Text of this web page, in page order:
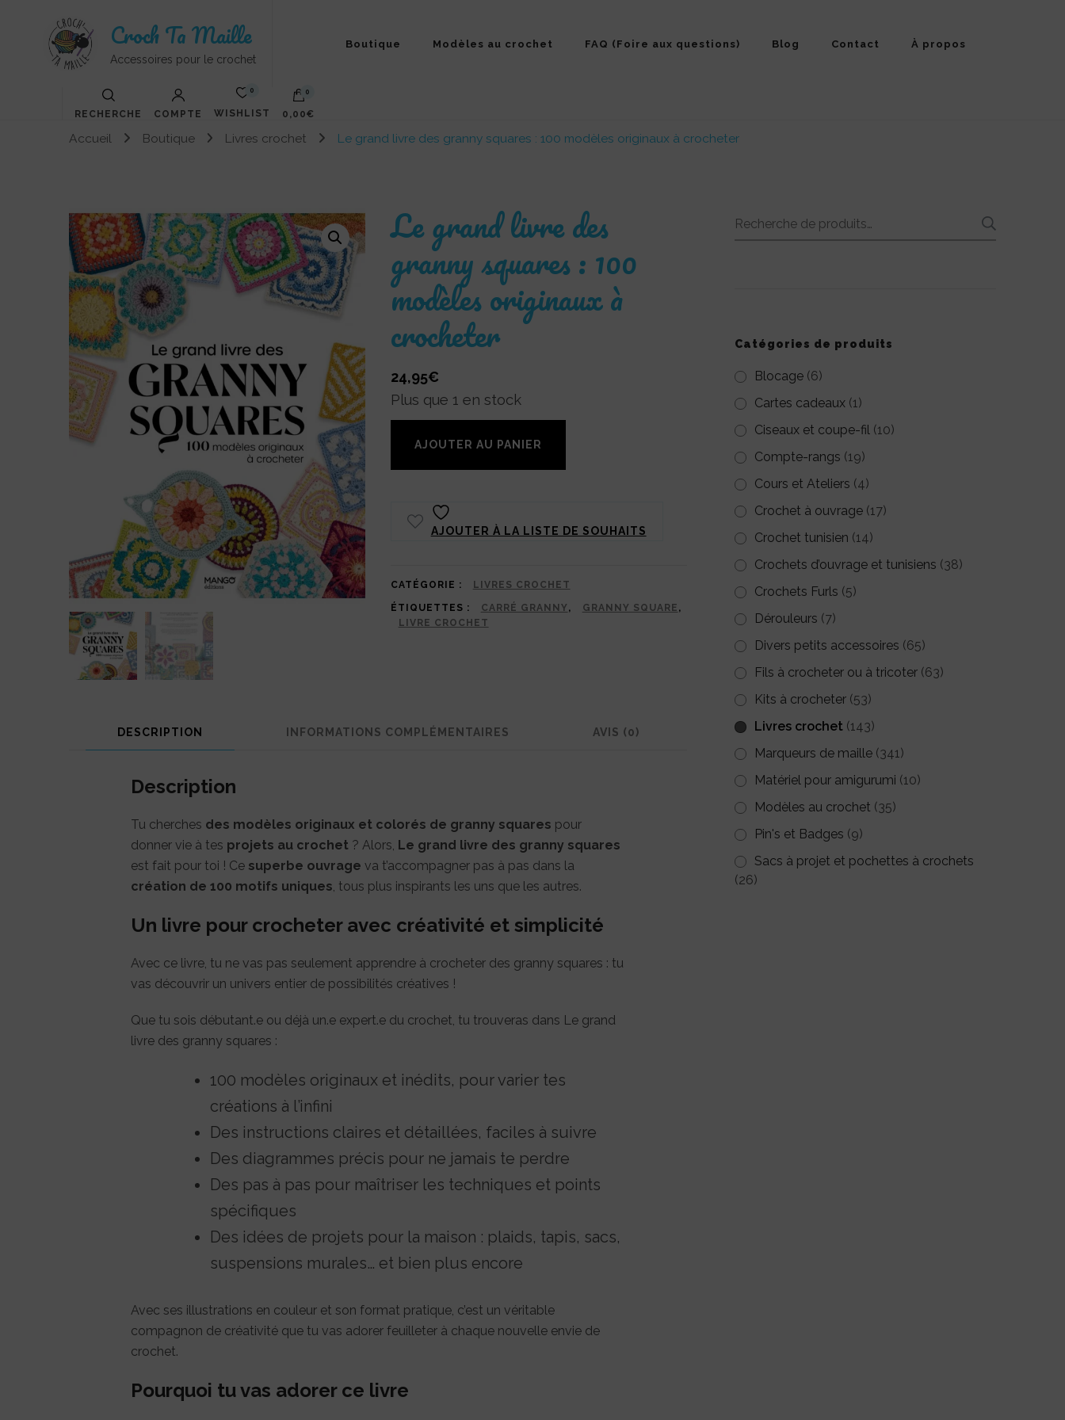
Croch Ta Maille
Accessoires pour le crochet
Boutique Modèles au crochet FAQ (Foire aux questions) Blog Contact À propos
RECHERCHE COMPTE
0
WISHLIST
0
0,00€
Accueil Boutique Livres crochet Le grand livre des granny squares : 100 modèles originaux à crocheter
Le grand livre des
granny squares : 100
modèles originaux à
crocheter
24,95€
Plus que 1 en stock
grand
granny
squares
AJOUTER AU PANIER
AJOUTER À LA LISTE DE SOUHAITS
CATÉGORIE : LIVRES CROCHET
ÉTIQUETTES : CARRÉ GRANNY , GRANNY SQUARE ,
LIVRE CROCHET
DESCRIPTION INFORMATIONS COMPLÉMENTAIRES AVIS (0)
Description
Tu cherches des modèles originaux et colorés de granny squares pour
donner vie à tes projets au crochet ? Alors, Le grand livre des granny squares
est fait pour toi ! Ce superbe ouvrage va t’accompagner pas à pas dans la
création de 100 motifs uniques, tous plus inspirants les uns que les autres.
Un livre pour crocheter avec créativité et simplicité
Avec ce livre, tu ne vas pas seulement apprendre à crocheter des granny squares : tu
vas découvrir un univers entier de possibilités créatives !
Que tu sois débutant.e ou déjà un.e expert.e du crochet, tu trouveras dans Le grand
livre des granny squares :
100 modèles originaux et inédits, pour varier tes
créations à l’infini
Des instructions claires et détaillées, faciles à suivre
Des diagrammes précis pour ne jamais te perdre
Des pas à pas pour maîtriser les techniques et points
spécifiques
Des idées de projets pour la maison : plaids, tapis, sacs,
suspensions murales… et bien plus encore
Avec ses illustrations en couleur et son format pratique, c’est un véritable
compagnon de créativité que tu vas adorer feuilleter à chaque nouvelle envie de
crochet.
Pourquoi tu vas adorer ce livre
Recherche
Catégories de produits
Blocage (6)
Cartes cadeaux (1)
Ciseaux et coupe-fil (10)
Compte-rangs (19)
Cours et Ateliers (4)
Crochet à ouvrage (17)
Crochet tunisien (14)
Crochets d’ouvrage et tunisiens (38)
Crochets Furls (5)
Dérouleurs (7)
Divers petits accessoires (65)
Fils à crocheter ou à tricoter (63)
Kits à crocheter (53)
Livres crochet (143)
Marqueurs de maille (341)
Matériel pour amigurumi (10)
Modèles au crochet (35)
Pin's et Badges (9)
Sacs à projet et pochettes à crochets
(26)